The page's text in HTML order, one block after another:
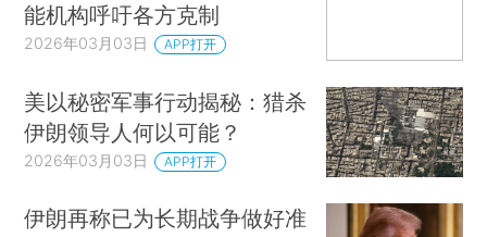
能机构呼吁各方克制
2026年03月03日 APP打开
美以秘密军事行动揭秘：猎杀
伊朗领导人何以可能？
2026年03月03日 APP打开
伊朗再称已为长期战争做好准